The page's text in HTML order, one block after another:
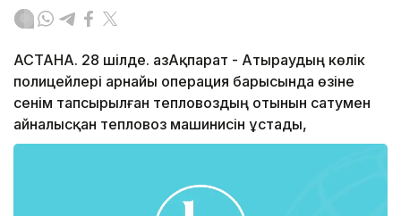
АСТАНА. 28 шілде. ҚазАқпарат - Атыраудың көлік
полицейлері арнайы операция барысында өзіне
сенім тапсырылған тепловоздың отынын сатумен
айналысқан тепловоз машинисін ұстады,